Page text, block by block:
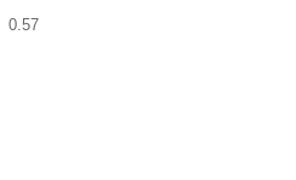
0.57